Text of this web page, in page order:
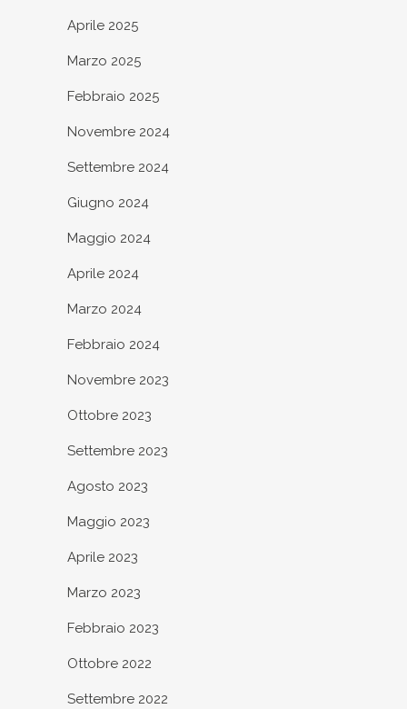
Aprile 2025
Marzo 2025
Febbraio 2025
Novembre 2024
Settembre 2024
Giugno 2024
Maggio 2024
Aprile 2024
Marzo 2024
Febbraio 2024
Novembre 2023
Ottobre 2023
Settembre 2023
Agosto 2023
Maggio 2023
Aprile 2023
Marzo 2023
Febbraio 2023
Ottobre 2022
Settembre 2022